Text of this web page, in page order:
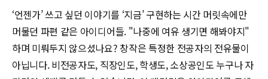
‘언젠가’ 쓰고 싶던 이야기를 ‘지금’ 구현하는 시간 머릿속에만
머물던 파편 같은 아이디어들. "나중에 여유 생기면 해봐야지"
하며 미뤄두지 않으셨나요? 창작은 특정한 전공자의 전유물이
아닙니다. 비전공자도, 직장인도, 학생도, 소상공인도 누구나 자